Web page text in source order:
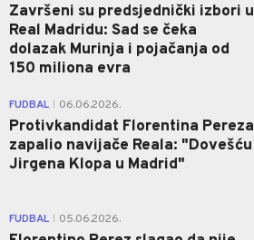
Završeni su predsjednički izbori u
Real Madridu: Sad se čeka
dolazak Murinja i pojačanja od
150 miliona evra
FUDBAL 06.06.2026.
Protivkandidat Florentina Pereza
zapalio navijače Reala: "Dovešću
Jirgena Klopa u Madrid"
FUDBAL 05.06.2026.